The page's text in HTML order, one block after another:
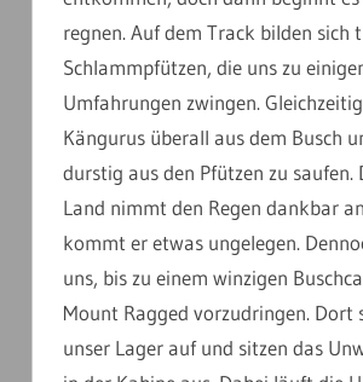
regnen. Auf dem Track bilden sich
Schlammpfützen, die uns zu
Umfahrungen zwingen.
Kängurus überall aus dem Busch
durstig aus den Pfützen zu saufen.
Land nimmt den Regen dankbar
kommt er etwas ungelegen.
uns, bis zu einem winzigen
Mount Ragged vorzudringen. Dort
unser Lager auf und sitzen das